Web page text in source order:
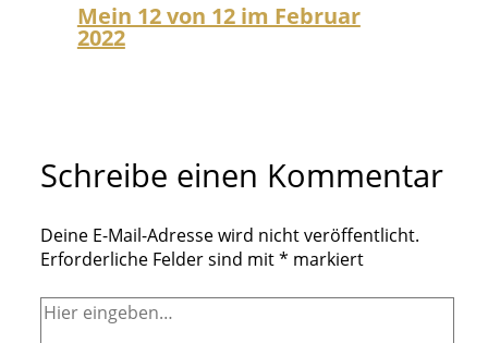
Mein 12 von 12 im Februar
2022
Schreibe einen Kommentar
Deine E-Mail-Adresse wird nicht veröffentlicht.
Erforderliche Felder sind mit* markiert
Hier